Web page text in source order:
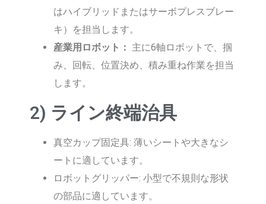
はハイブリッドまたはサーボプレスブレー
キ）を担当します。
産業用ロボット： 主に6軸ロボットで、掴
み、回転、位置決め、積み重ね作業を担当
します。
2) ライン終端治具
真空カップ固定具: 薄いシートや大きなシ
ートに適しています。
ロボットグリッパー: 小型で不規則な形状
の部品に適しています。